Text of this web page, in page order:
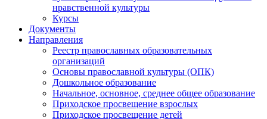
нравственной культуры
Курсы
Документы
Направления
Реестр православных образовательных
организаций
Основы православной культуры (ОПК)
Дошкольное образование
Начальное, основное, среднее общее образование
Приходское просвещение взрослых
Приходское просвещение детей